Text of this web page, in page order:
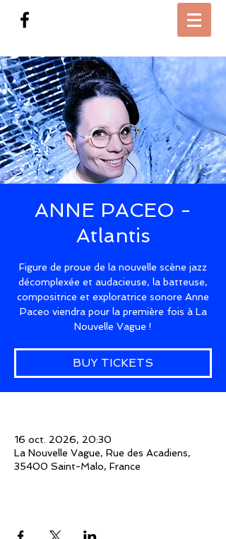
ANNE PACEO -
Atlantis
Figure de proue de la nouvelle scène jazz
décomplexée et audacieuse, la batteuse,
compositrice et exploratrice sonore Anne
Paceo viendra pour la première fois à La
Nouvelle Vague !
BUY TICKETS
16 oct. 2026, 20:30
La Nouvelle Vague, Rue des Acadiens,
35400 Saint-Malo, France